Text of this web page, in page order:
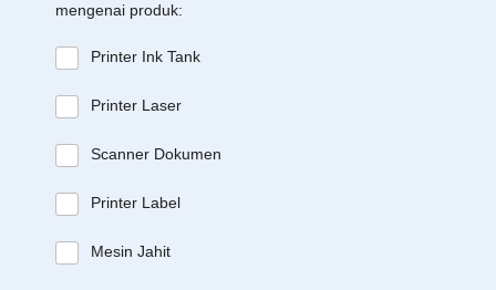
mengenai produk:
Printer Ink Tank
Printer Laser
Scanner Dokumen
Printer Label
Mesin Jahit